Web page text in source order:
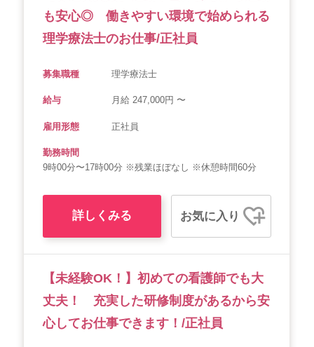
も安心◎ 働きやすい環境で始められる
理学療法士のお仕事/正社員
募集職種 理学療法士
給与 月給 247,000円 〜
雇用形態 正社員
勤務時間
9時00分〜17時00分 ※残業ほぼなし ※休憩時間60分
詳しくみる お気に入り
【未経験OK！】初めての看護師でも大
丈夫！ 充実した研修制度があるから安
心してお仕事できます！/正社員